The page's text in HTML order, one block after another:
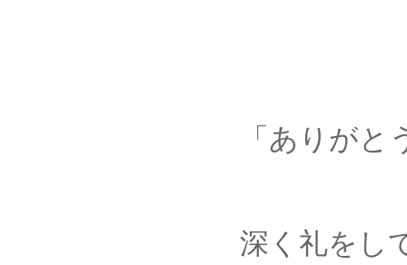
「ありがとうござ
深く礼をしてから